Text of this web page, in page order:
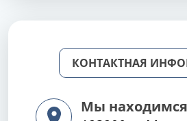
КОНТАКТНАЯ
Мы находимся